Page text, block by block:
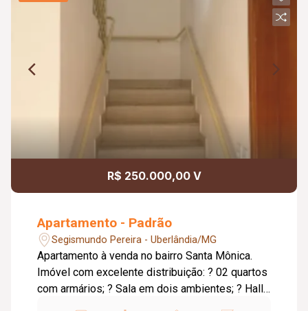
R$ 250.000,00 V
Apartamento - Padrão
Segismundo Pereira - Uberlândia/MG
Apartamento à venda no bairro Santa Mônica.
Imóvel com excelente distribuição: ? 02 quartos
com armários; ? Sala em dois ambientes; ? Hall